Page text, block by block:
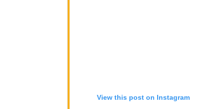
View this post on Instagram